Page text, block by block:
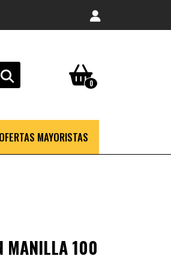
0
OFERTAS MAYORISTAS
MANILLA 100